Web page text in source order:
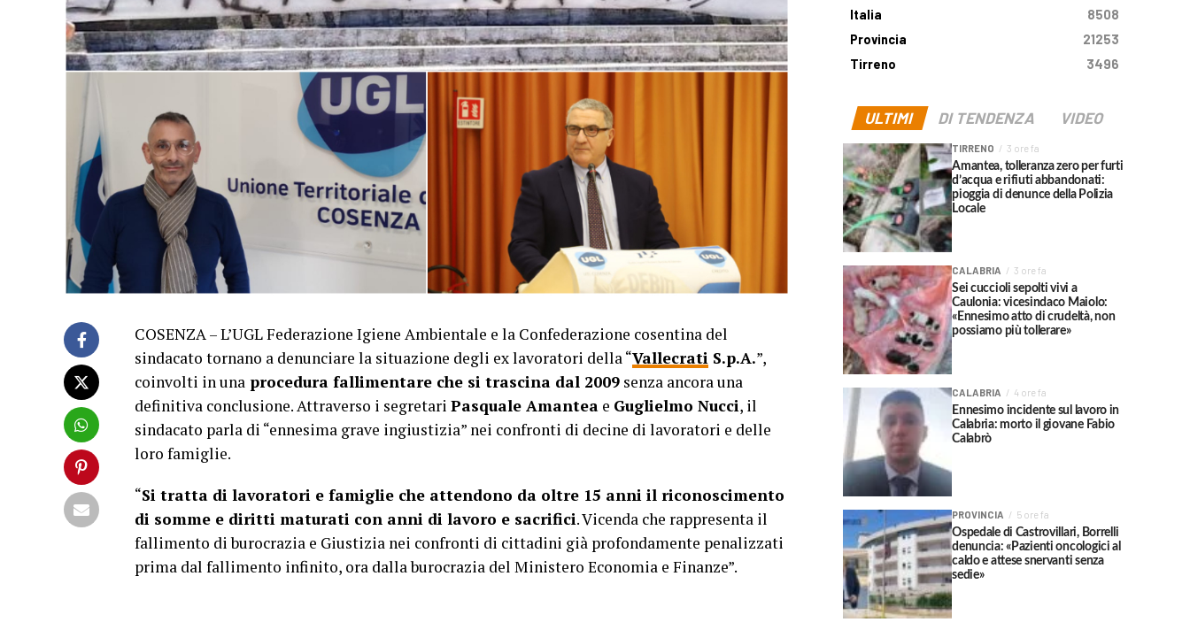
COSENZA – L’UGL Federazione Igiene Ambientale e la Confederazione cosentina del
sindacato tornano a denunciare la situazione degli ex lavoratori della “Vallecrati S.p.A.”,
coinvolti in una procedura fallimentare che si trascina dal 2009 senza ancora una
definitiva conclusione. Attraverso i segretari Pasquale Amantea e Guglielmo Nucci, il
sindacato parla di “ennesima grave ingiustizia” nei confronti di decine di lavoratori e delle
loro famiglie.
“Si tratta di lavoratori e famiglie che attendono da oltre 15 anni il riconoscimento
di somme e diritti maturati con anni di lavoro e sacrifici. Vicenda che rappresenta il
fallimento di burocrazia e Giustizia nei confronti di cittadini già profondamente penalizzati
prima dal fallimento infinito, ora dalla burocrazia del Ministero Economia e Finanze”.
Italia
8508
Provincia
21253
Tirreno
3496
ULTIMI DI TENDENZA VIDEO
TIRRENO 3 ore fa
Amantea, tolleranza zero per furti
d’acqua e rifiuti abbandonati:
pioggia di denunce della Polizia
Locale
CALABRIA 3 ore fa
Sei cuccioli sepolti vivi a
Caulonia: vicesindaco Maiolo:
«Ennesimo atto di crudeltà, non
possiamo più tollerare»
CALABRIA 4 ore fa
Ennesimo incidente sul lavoro in
Calabria: morto il giovane Fabio
Calabrò
PROVINCIA 5 ore fa
Ospedale di Castrovillari, Borrelli
denuncia: «Pazienti oncologici al
caldo e attese snervanti senza
sedie»